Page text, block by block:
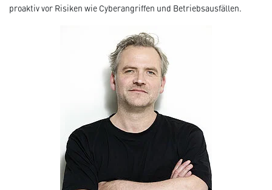
proaktiv vor Risiken wie Cyberangriffen und Betriebsausfällen.